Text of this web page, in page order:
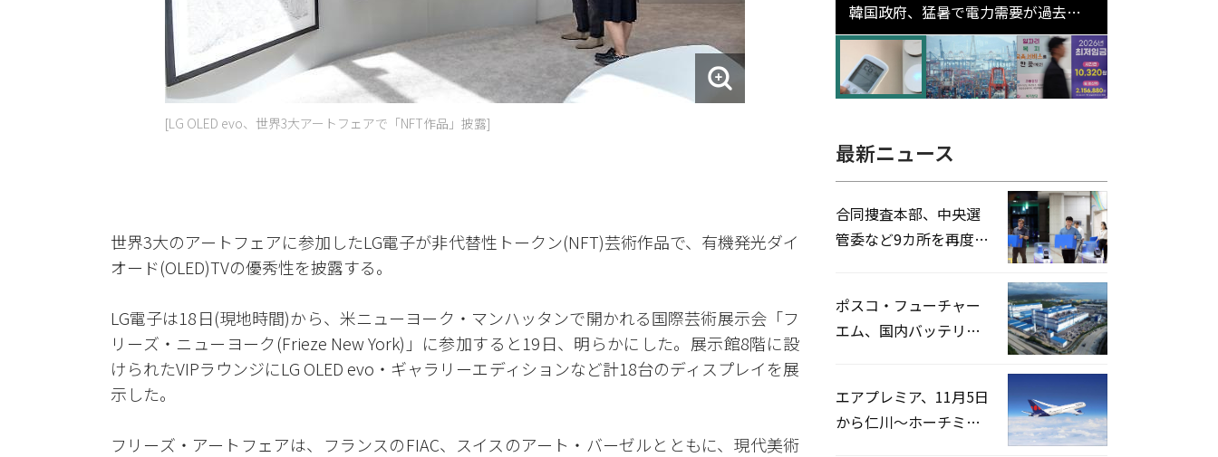
[LG OLED evo、世界3大アートフェアで「NFT作品」披露]
世界3大のアートフェアに参加したLG電子が非代替性トークン(NFT)芸術作品で、有機発光ダイ
オード(OLED)TVの優秀性を披露する。
LG電子は18日(現地時間)から、米ニューヨーク・マンハッタンで開かれる国際芸術展示会「フ
リーズ・ニューヨーク(Frieze New York)」に参加すると19日、明らかにした。展示館8階に設
けられたVIPラウンジにLG OLED evo・ギャラリーエディションなど計18台のディスプレイを展
示した。
フリーズ・アートフェアは、フランスのFIAC、スイスのアート・バーゼルとともに、現代美術
韓国政府、猛暑で電力需要が過去最
高更新の可能性に需給対応体制を点
検
最新ニュース
合同捜査本部、中央選
管委など9カ所を再度家
ポスコ・フューチャー
エム、国内バッテリー
エアプレミア、11月5日
から仁川〜ホーチミン